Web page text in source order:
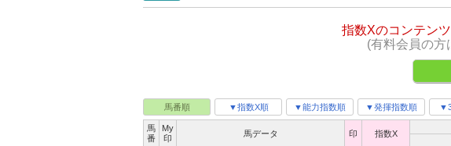
指数Xのコンテン
(有料会員の方
馬番順 ▼指数X順 ▼能力指数順 ▼発揮指数順
馬
番
My
印
馬データ 印 指数X